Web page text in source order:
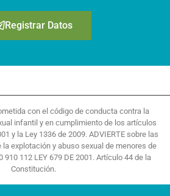
Registrar Datos
con el código de conducta contra la
infantil y en cumplimiento de los artículos
y la Ley 1336 de 2009. ADVIERTE sobre las
explotación y abuso sexual de menores de
910 112 LEY 679 DE 2001. Artículo 44 de la
Constitución.